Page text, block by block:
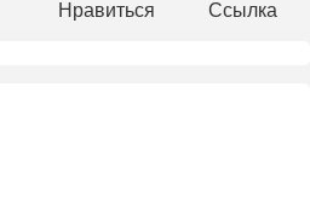
Нравиться Ссылка